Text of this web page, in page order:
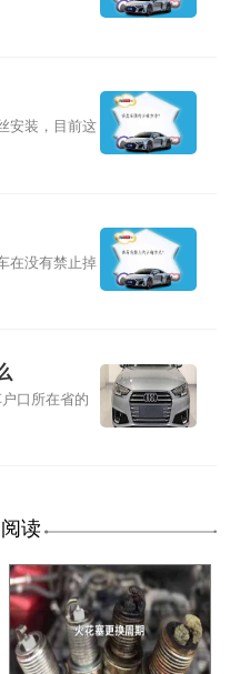
安装，目前这
在没有禁止掉
口所在省的
读